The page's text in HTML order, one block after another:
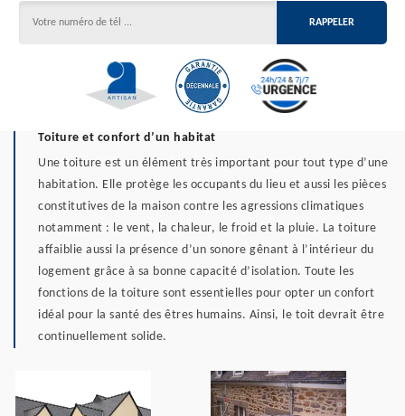
Toiture et confort d’un habitat
Une toiture est un élément très important pour tout type d’une
habitation. Elle protège les occupants du lieu et aussi les pièces
constitutives de la maison contre les agressions climatiques
notamment : le vent, la chaleur, le froid et la pluie. La toiture
affaiblie aussi la présence d’un sonore gênant à l’intérieur du
logement grâce à sa bonne capacité d’isolation. Toute les
fonctions de la toiture sont essentielles pour opter un confort
idéal pour la santé des êtres humains. Ainsi, le toit devrait être
continuellement solide.